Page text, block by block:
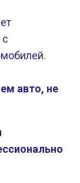
авто, не